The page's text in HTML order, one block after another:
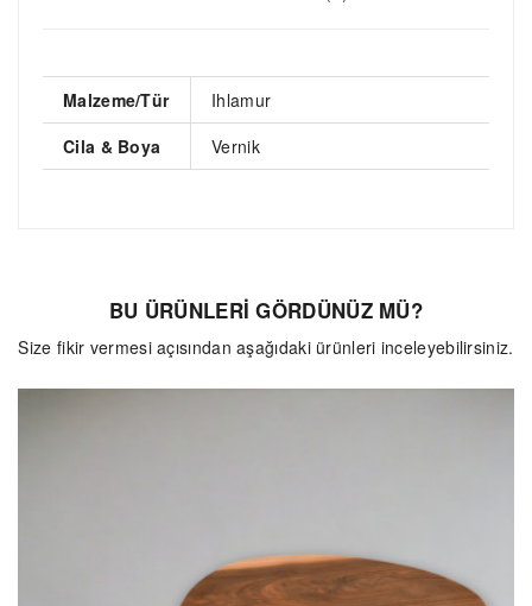
Malzeme/Tür
Ihlamur
Cila & Boya
Vernik
Başlık *
BU ÜRÜNLERİ GÖRDÜNÜZ MÜ?
Size fikir vermesi açısından aşağıdaki ürünleri inceleyebilirsiniz.